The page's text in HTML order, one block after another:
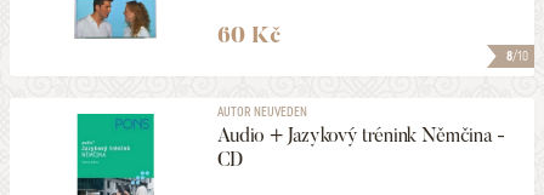
8/10
60 Kč
AUTOR NEUVEDEN
Audio + Jazykový trénink Němčina -
CD